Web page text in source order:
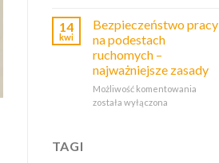
14
kwi
Bezpieczeństwo pracy
na podestach
ruchomych –
najważniejsze zasady
Możliwość komentowania
została wyłączona
TAGI